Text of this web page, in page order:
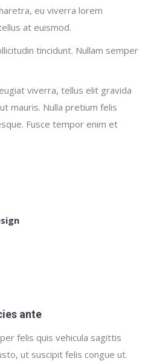
eu viverra lorem
at euismod.
tincidunt. Nullam semper
viverra, tellus elit gravida
mauris. Nulla pretium felis
Fusce tempor enim et
ante
felis quis vehicula sagittis
ut suscipit felis congue ut.